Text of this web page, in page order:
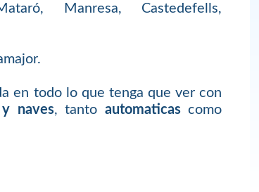
Manresa, Castedefells,
en todo lo que tenga que ver con
naves, tanto automaticascomo